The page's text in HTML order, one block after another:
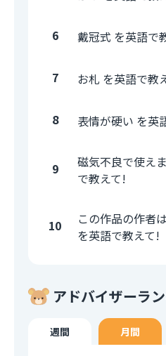
6 戴冠式 を英語で
7 お札 を英語で教
8 表情が硬い を英
9
磁気不良で使え
で教えて!
10
この作品の作者
を英語で教えて!
アドバイザーラ
週間 月間